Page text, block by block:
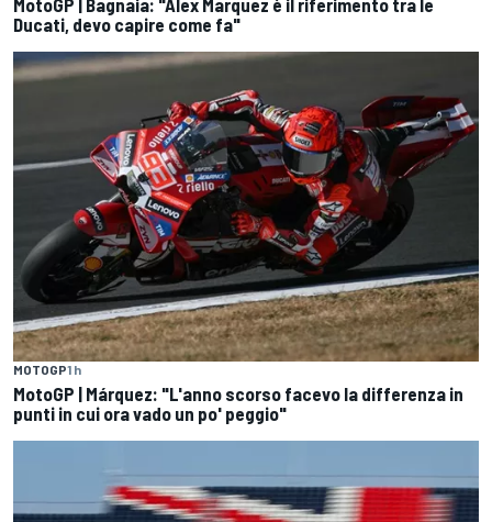
Ducati, devo capire come fa"
MOTOGP1 h
MotoGP | Márquez: "L'anno scorso facevo la differenza in
punti in cui ora vado un po' peggio"